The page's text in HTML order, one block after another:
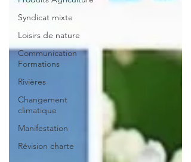
Syndicat mixte
Loisirs de nature
Communication
Formations
Rivières
Changement
climatique
Manifestation
Révision charte